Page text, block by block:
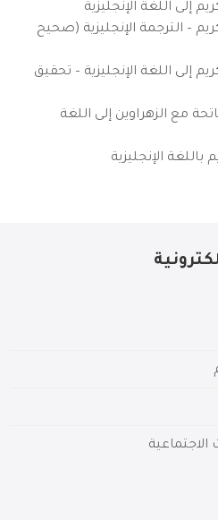
إلى اللغة الإنجليزية
– الترجمة الإنجليزية (صحيح
إلى اللغة الإنجليزية – تحقيق
مع الزهراوين إلى اللغة
باللغة الإنجليزية